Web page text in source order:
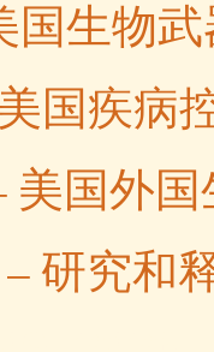
国生物
美国疾病
美国外
– 研究和